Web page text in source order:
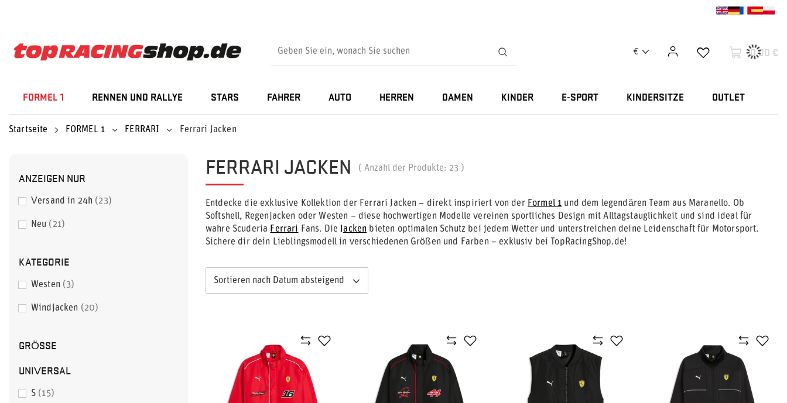
€ 0,00 €
FORMEL 1 RENNEN UND RALLYE STARS FAHRER AUTO HERREN DAMEN KINDER E-SPORT KINDERSITZE OUTLET
Startseite FORMEL 1 FERRARI Ferrari Jacken
ANZEIGEN NUR
Versand in 24h 23
Neu 21
KATEGORIE
Westen 3
Windjacken 20
GRÖSSE
UNIVERSAL
S 15
FERRARI JACKEN ( Anzahl der Produkte: 23 )
Entdecke die exklusive Kollektion der Ferrari Jacken – direkt inspiriert von der Formel 1 und dem legendären Team aus Maranello. Ob
Softshell, Regenjacken oder Westen – diese hochwertigen Modelle vereinen sportliches Design mit Alltagstauglichkeit und sind ideal für
wahre Scuderia Ferrari Fans. Die Jacken bieten optimalen Schutz bei jedem Wetter und unterstreichen deine Leidenschaft für Motorsport.
Sichere dir dein Lieblingsmodell in verschiedenen Größen und Farben – exklusiv bei TopRacingShop.de!
Sortieren nach Datum absteigend